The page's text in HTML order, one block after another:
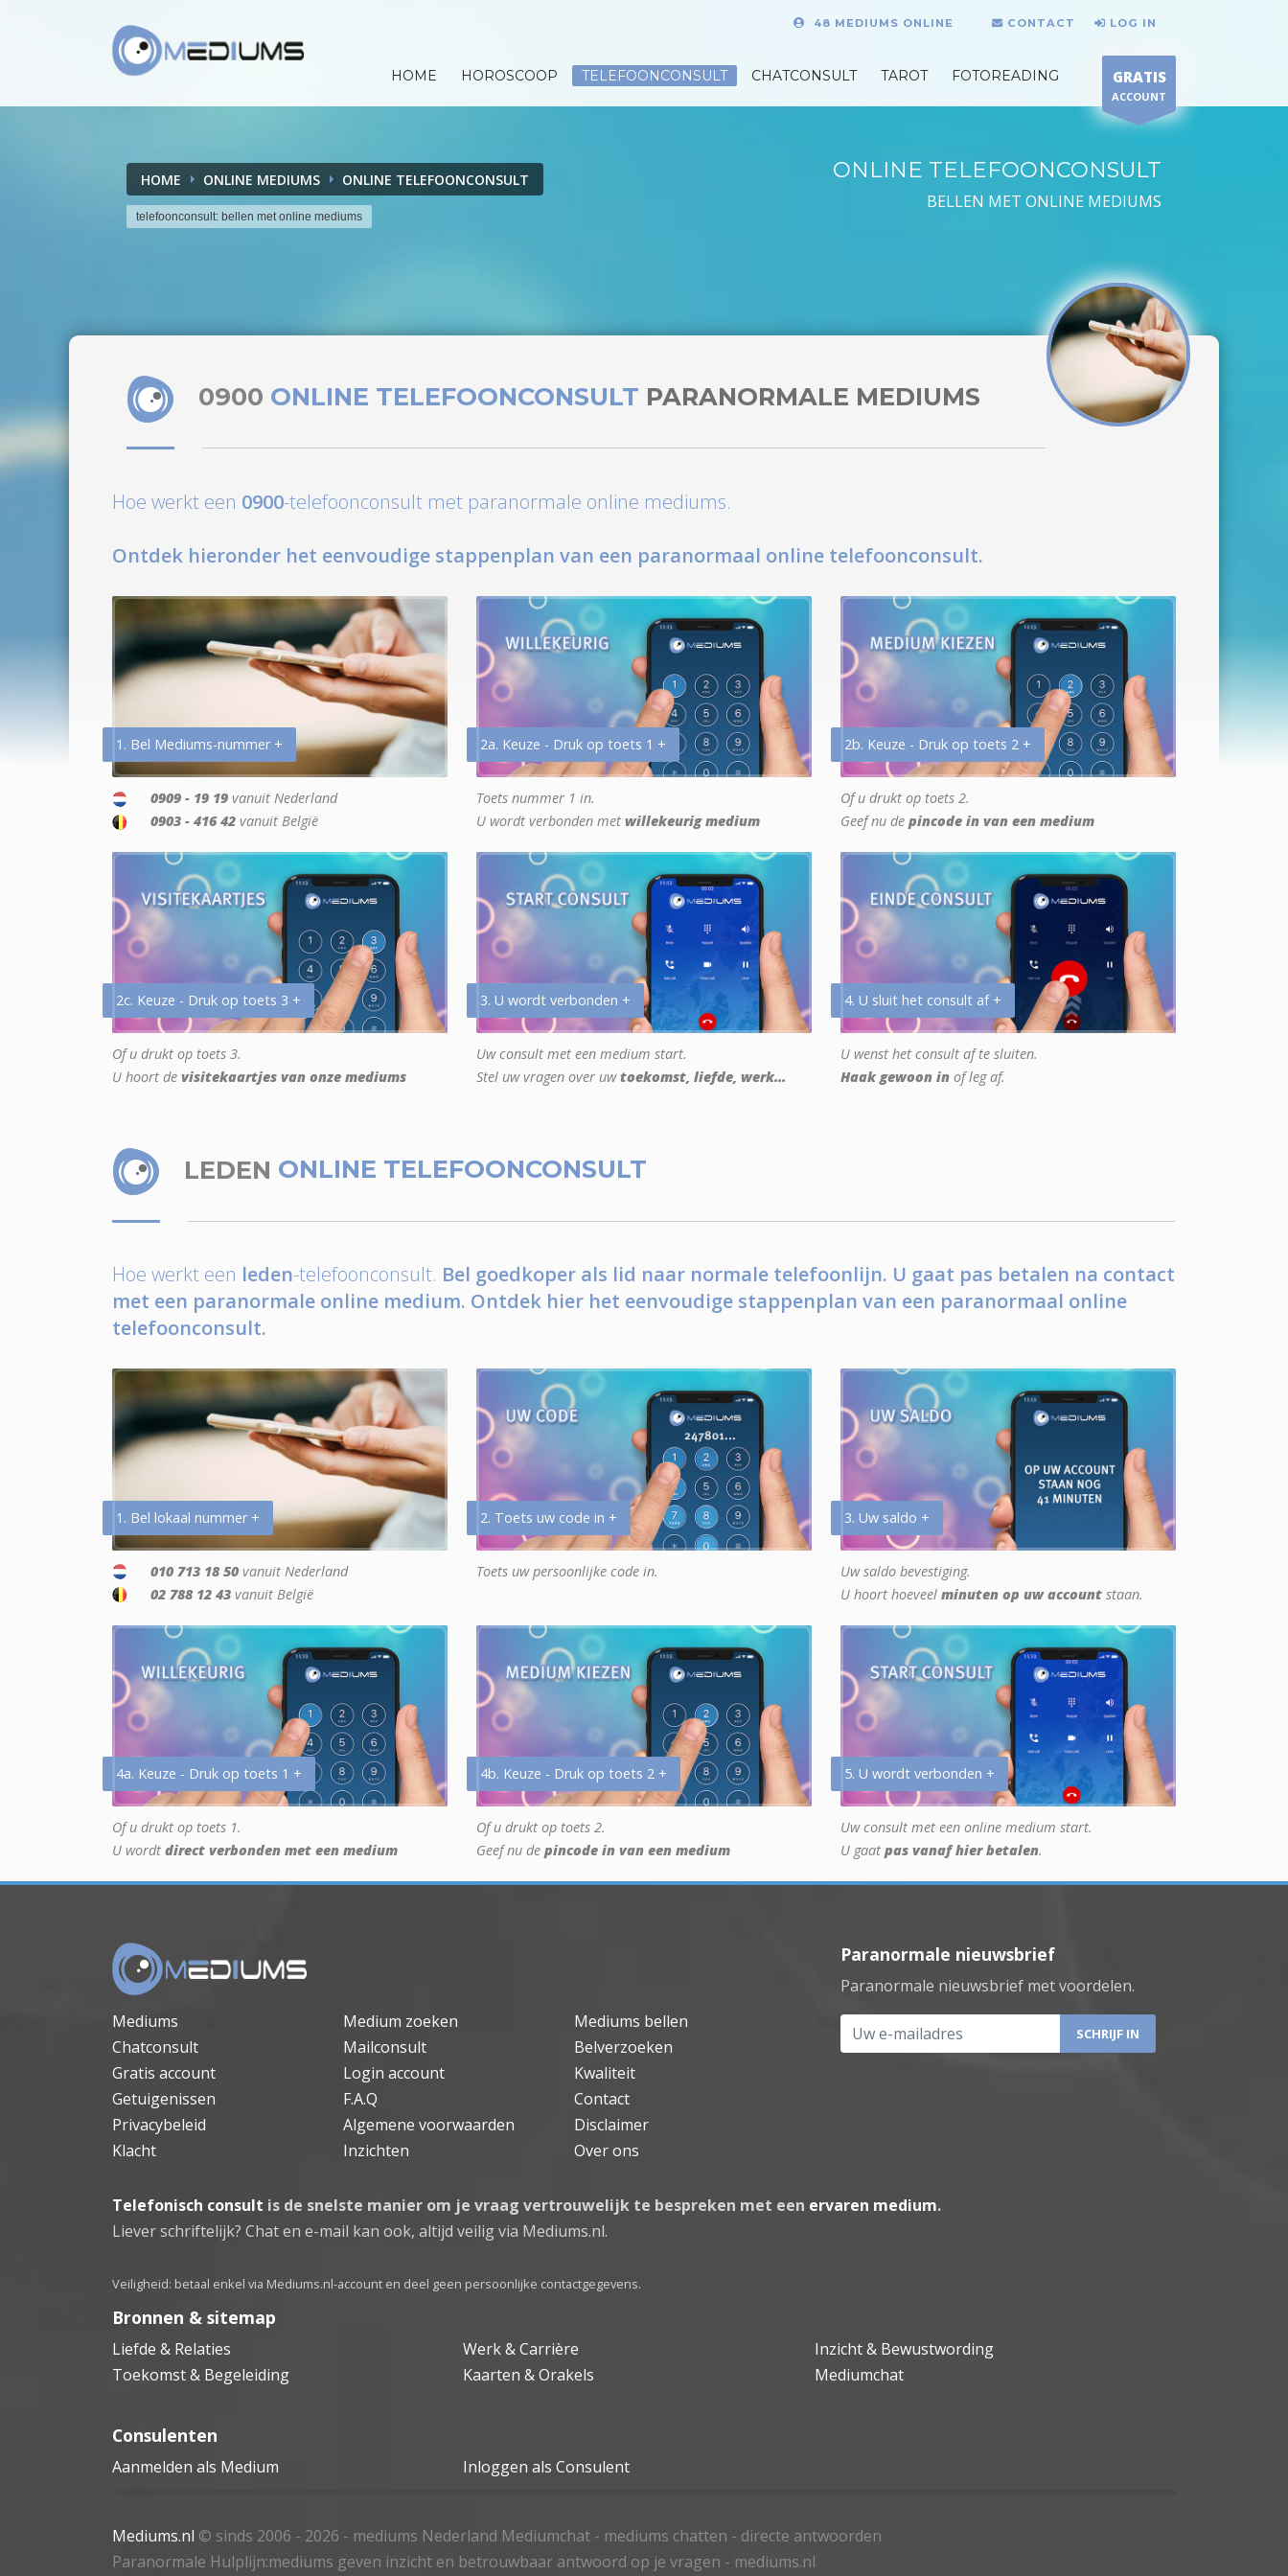
48 MEDIUMS ONLINE CONTACT LOG IN
HOME HOROSCOOP TELEFOONCONSULT CHATCONSULT TAROT FOTOREADING GRATIS
ACCOUNT
HOME ONLINE MEDIUMS ONLINE TELEFOONCONSULT
telefoonconsult: bellen met online mediums
ONLINE TELEFOONCONSULT
BELLEN MET ONLINE MEDIUMS
0900 ONLINE TELEFOONCONSULT PARANORMALE MEDIUMS
Hoe werkt een 0900-telefoonconsult met paranormale online mediums.
Ontdek hieronder het eenvoudige stappenplan van een paranormaal online telefoonconsult.
1. Bel Mediums-nummer +
0909 - 19 19 vanuit Nederland
0903 - 416 42 vanuit België
2a. Keuze - Druk op toets 1 +
Toets nummer 1 in.
U wordt verbonden met willekeurig medium
2b. Keuze - Druk op toets 2 +
Of u drukt op toets 2.
Geef nu de pincode in van een medium
2c. Keuze - Druk op toets 3 +
Of u drukt op toets 3.
U hoort de visitekaartjes van onze mediums
3. U wordt verbonden +
Uw consult met een medium start.
Stel uw vragen over uwtoekomst, liefde, werk...
4. U sluit het consult af +
U wenst het consult af te sluiten.
Haak gewoon in of leg af.
LEDEN ONLINE TELEFOONCONSULT
Hoe werkt een leden-telefoonconsult. Bel goedkoper als lid naar normale telefoonlijn. U gaat pas betalen na contact
met een paranormale online medium. Ontdek hier het eenvoudige stappenplan van een paranormaal online
telefoonconsult.
1. Bel lokaal nummer +
010 713 18 50 vanuit Nederland
02 788 12 43 vanuit België
2. Toets uw code in +
Toets uw persoonlijke code in.
3. Uw saldo +
Uw saldo bevestiging.
U hoort hoeveel minuten op uw account staan.
4a. Keuze - Druk op toets 1 +
Of u drukt op toets 1.
U wordt direct verbonden met een medium
4b. Keuze - Druk op toets 2 +
Of u drukt op toets 2.
Geef nu de pincode in van een medium
5. U wordt verbonden +
Uw consult met een online medium start.
U gaat pas vanaf hier betalen.
Mediums Medium zoeken
Mediums bellen
Chatconsult
Mailconsult
Belverzoeken
Gratis account
Login account
Kwaliteit
Getuigenissen
F.A.Q
Contact
Privacybeleid
Algemene voorwaarden
Disclaimer
Klacht
Inzichten Over ons
Paranormale nieuwsbrief
Paranormale nieuwsbrief met voordelen.
Uw e-mailadres
Telefonisch consult is de snelste manier om je vraag vertrouwelijk te bespreken met een ervaren medium.
Liever schriftelijk? Chat en e-mail kan ook, altijd veilig via Mediums.nl.
Veiligheid: betaal enkel via Mediums.nl-account en deel geen persoonlijke contactgegevens.
Bronnen & sitemap
Liefde & Relaties Werk & Carrière
Inzicht & Bewustwording
Toekomst & Begeleiding
Kaarten & Orakels Mediumchat
Consulenten
Aanmelden als Medium Inloggen als Consulent
Mediums.nl © sinds 2006 - 2026 - mediums Nederland Mediumchat - mediums chatten - directe antwoorden
Paranormale Hulplijn:mediums geven inzicht en betrouwbaar antwoord op je vragen - mediums.nl